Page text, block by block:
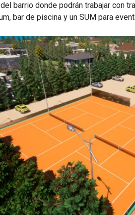
barrio donde podrán trabajar con
bar de piscina y un SUM para